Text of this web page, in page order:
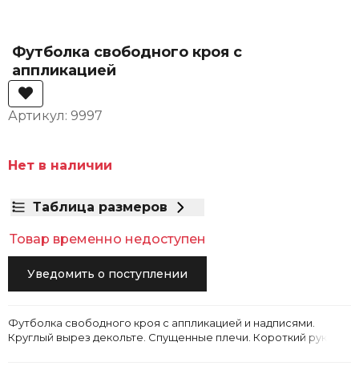
Футболка свободного кроя с
аппликацией
Артикул: 9997
Нет в наличии
Таблица размеров
Товар временно недоступен
Уведомить о поступлении
Футболка свободного кроя с аппликацией и надписями.
Круглый вырез декольте. Спущенные плечи. Короткий рукав.